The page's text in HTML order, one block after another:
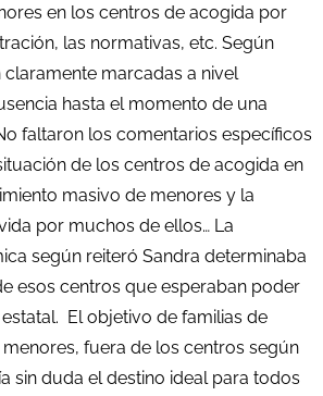
en los centros de acogida por
las normativas, etc. Según
marcadas a nivel
hasta el momento de una
faltaron los comentarios específicos
de los centros de acogida en
masivo de menores y la
por muchos de ellos… La
según reiteró Sandra determinaba
esos centros que esperaban poder
El objetivo de familias de
fuera de los centros según
sin duda el destino ideal para todos